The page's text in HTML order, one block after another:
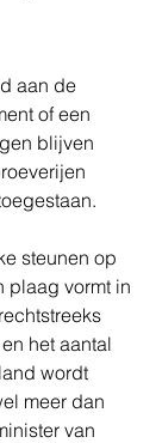
aan de
of een
blijven
steunen op
plaag vormt in
het aantal
wordt
meer dan
van